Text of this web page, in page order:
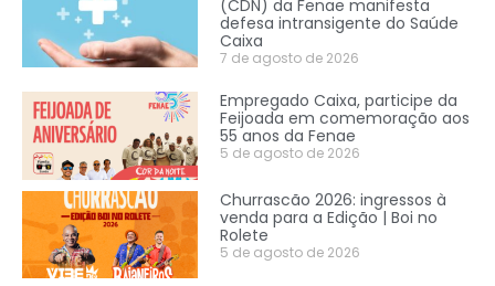
(CDN) da Fenae manifesta
defesa intransigente do Saúde
Caixa
7 de agosto de 2026
Empregado Caixa, participe da
Feijoada em comemoração aos
55 anos da Fenae
5 de agosto de 2026
Churrascão 2026: ingressos à
venda para a Edição | Boi no
Rolete
5 de agosto de 2026